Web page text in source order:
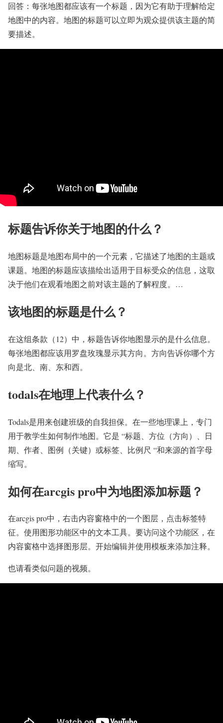
回答：每张地图都应该有一个标题，因为它有助于理解给定
地图中的内容。地图的标题可以立即为观众提供该主题的简
要描述。
标题告诉你关于地图的什么？
地图标题是地图布局中的一个元素，它描述了地图的主题或
课题。地图的标题应该描绘出适用于目标受众的信息，这取
决于他们在观看地图之前对该主题的了解程度。…
该地图的标题是什么？
在这组条款（12）中，标题告诉你地图显示的是什么信息。
每张地图都应该用罗盘玫瑰显示其方向。方向告诉你哪个方
向是北、南、东和西。
todals在地理上代表什么？
Todals是用来创建班级的自我担保。在一些地理课上，专门
用于教学生如何制作地图。它是 “标题、方位（方向）、日
期、作者、图例（关键）或标签、比例尺 “和来源的首字母
缩写。
如何在arcgis pro中为地图添加标题？
在arcgis pro中，右击内容窗格中的一个图层，点击标签特
征。使用图形功能区中的文本工具。要访问这个功能区，在
内容窗格中选择图形层。开始编辑并使用模板来添加注释。
也请看类似问题的视频。